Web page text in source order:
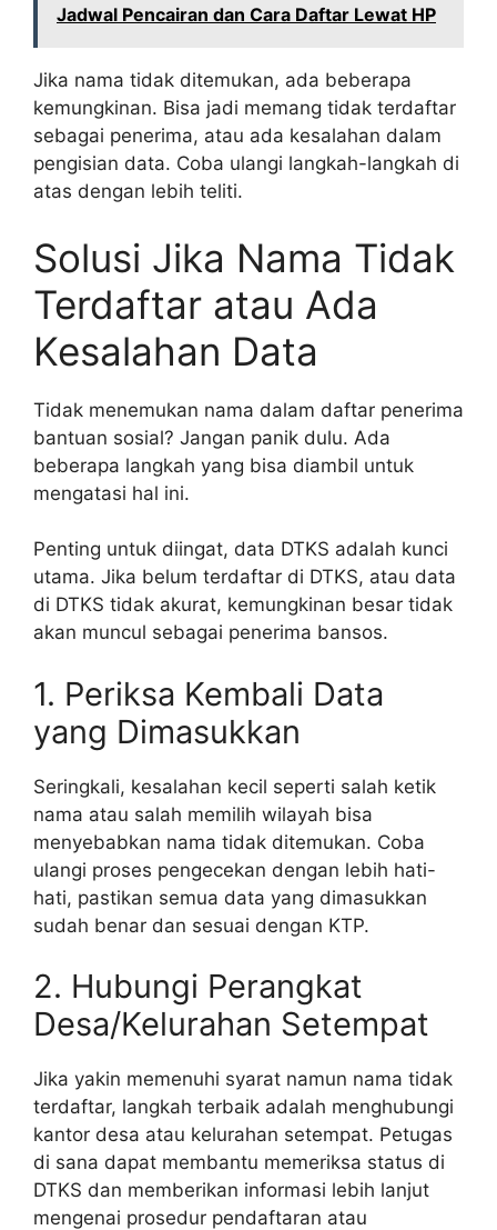
Jadwal Pencairan dan Cara Daftar Lewat HP
Jika nama tidak ditemukan, ada beberapa
kemungkinan. Bisa jadi memang tidak terdaftar
sebagai penerima, atau ada kesalahan dalam
pengisian data. Coba ulangi langkah-langkah di
atas dengan lebih teliti.
Solusi Jika Nama Tidak
Terdaftar atau Ada
Kesalahan Data
Tidak menemukan nama dalam daftar penerima
bantuan sosial? Jangan panik dulu. Ada
beberapa langkah yang bisa diambil untuk
mengatasi hal ini.
Penting untuk diingat, data DTKS adalah kunci
utama. Jika belum terdaftar di DTKS, atau data
di DTKS tidak akurat, kemungkinan besar tidak
akan muncul sebagai penerima bansos.
1. Periksa Kembali Data
yang Dimasukkan
Seringkali, kesalahan kecil seperti salah ketik
nama atau salah memilih wilayah bisa
menyebabkan nama tidak ditemukan. Coba
ulangi proses pengecekan dengan lebih hati-
hati, pastikan semua data yang dimasukkan
sudah benar dan sesuai dengan KTP.
2. Hubungi Perangkat
Desa/Kelurahan Setempat
Jika yakin memenuhi syarat namun nama tidak
terdaftar, langkah terbaik adalah menghubungi
kantor desa atau kelurahan setempat. Petugas
di sana dapat membantu memeriksa status di
DTKS dan memberikan informasi lebih lanjut
mengenai prosedur pendaftaran atau